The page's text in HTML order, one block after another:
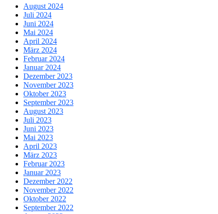
August 2024
Juli 2024
Juni 2024
Mai 2024
April 2024
März 2024
Februar 2024
Januar 2024
Dezember 2023
November 2023
Oktober 2023
September 2023
August 2023
Juli 2023
Juni 2023
Mai 2023
April 2023
März 2023
Februar 2023
Januar 2023
Dezember 2022
November 2022
Oktober 2022
September 2022